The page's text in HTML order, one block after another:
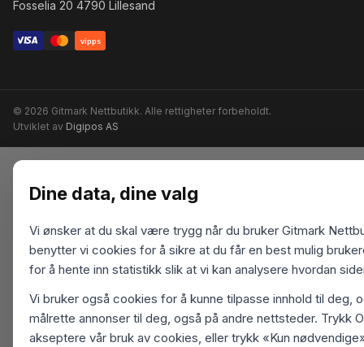
Fosselia 20 4790 Lillesand
vipps
© 2026 Gitmark Nettbutikk. Alle rettigheter forbeholdt.
Utviklet av Digipos AS
Dine data, dine valg
Vi ønsker at du skal være trygg når du bruker Gitmark
benytter vi cookies for å sikre at du får en best mulig
for å hente inn statistikk slik at vi kan analysere hvordan
Vi bruker også cookies for å kunne tilpasse innhold til deg,
målrette annonser til deg, også på andre nettsteder. Trykk
akseptere vår bruk av cookies, eller trykk «Kun